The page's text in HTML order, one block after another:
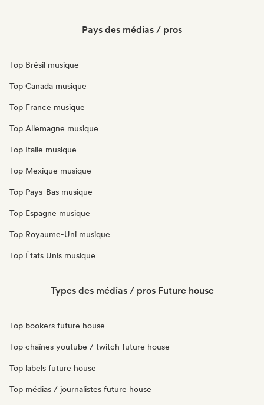
Pays des médias / pros
Top Brésil musique
Top Canada musique
Top France musique
Top Allemagne musique
Top Italie musique
Top Mexique musique
Top Pays-Bas musique
Top Espagne musique
Top Royaume-Uni musique
Top États Unis musique
Types des médias / pros Future house
Top bookers future house
Top chaînes youtube / twitch future house
Top labels future house
Top médias / journalistes future house